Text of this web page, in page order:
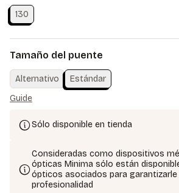
130
Tamaño del puente
Alternativo
Estándar
Guide
Sólo disponible en tienda
Consideradas como dispositivos
ópticas Minima sólo están
ópticos asociados para
profesionalidad